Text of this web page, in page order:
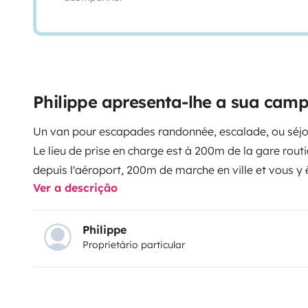
Philippe apresenta-lhe a sua
Un van pour escapades randonnée, escalade, ou
Le lieu de prise en charge est à 200m de la gare
depuis l'aéroport, 200m de marche en ville et vous y
J'ai aménagé selon mes besoins : simple, spacieux
sans oublier le confort nécessaire.
Point important santé de l'utilisateur : les matériaux
liège et le chanvre pour l'isolation.
Équipements : douche solaire et cabine de douche
Ver a descrição
Philippe
Proprietário particular